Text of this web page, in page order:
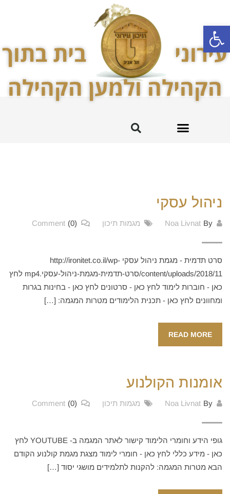
פתח סרגל נגישות
עירוני
בית בתוך
הקהילה ולמען הקהילה
ניהול עסקי
By
Noa Livnat מגמות תיכון (0)
Comment
סרט תדמית - מגמת ניהול עסקי http://ironitet.co.il/wp-
content/uploads/2018/11/סרט-תדמית-מגמת-ניהול-עסקי.mp4 לחץ
כאן - חוברות לימוד לחץ כאן - סרטונים לחץ כאן - בחינות בגרות
ומחוונים לחץ כאן - תכנית הלימודים מטרות המגמה: […]
READ MORE
אומנות הקולנוע
By
Noa Livnat מגמות תיכון (0)
Comment
גופי הידע וחומרי הלימוד קישור לאתר המגמה ב- YOUTUBE לחץ
כאן - מידע כללי לחץ כאן - חומרי לימוד מצגת מגמת קולנוע הקודם
הבא מטרות המגמה: להקנות לתלמידים מושגי יסוד […]